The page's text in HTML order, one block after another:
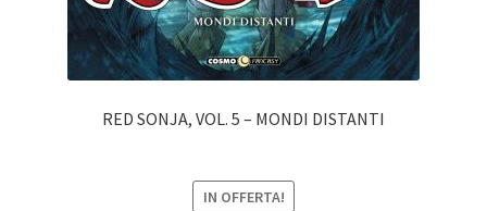
RED SONJA, VOL. 5 – MONDI DISTANTI
IN OFFERTA!